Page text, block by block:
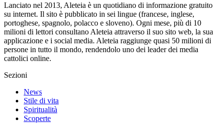
Lanciato nel 2013, Aleteia è un quotidiano di informazione gratuito
su internet. Il sito è pubblicato in sei lingue (francese, inglese,
portoghese, spagnolo, polacco e sloveno). Ogni mese, più di 10
milioni di lettori consultano Aleteia attraverso il suo sito web, la sua
applicazione e i social media. Aleteia raggiunge quasi 50 milioni di
persone in tutto il mondo, rendendolo uno dei leader dei media
cattolici online.
Sezioni
News
Stile di vita
Spiritualità
Scoperte